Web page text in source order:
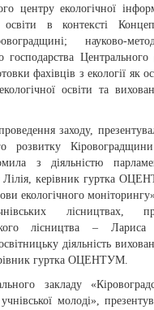
центру екологічної
в контексті
науково-
господарства
фахівців з екології як
освіти та
заходу,
розвитку
з діяльністю
Лілія, керівник гуртка
екологічного
лісництвах,
лісництва –
діяльність
гуртка ОЦЕНТУМ.
закладу
молоді»,